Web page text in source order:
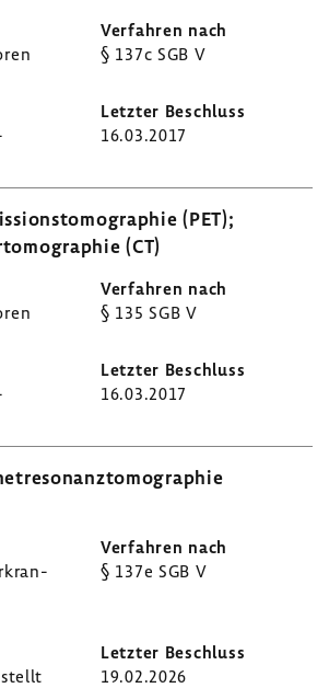
§ 137c SGB V
16.03.2017
(PET);
(CT)
§ 135 SGB V
16.03.2017
§ 137e SGB V
19.02.2026